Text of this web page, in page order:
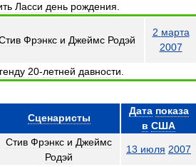
Ласси день рождения
Фрэнкс и Джеймс Родэй
2 марта
2007
20-летней давности
Сценаристы
Дата показа
в США
Стив Фрэнкс и Джеймс
Родэй
13 июля 2007